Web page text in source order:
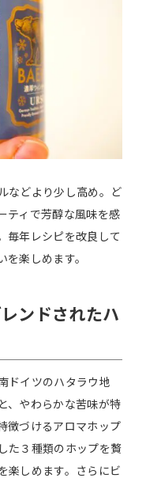
などより少し高め。ど
ティで芳醇な風味を感
毎年レシピを改良して
楽しめます。
ンドされたハ
ドイツのハタラウ地
、やわらかな苦味が特
徴づけるアロマホップ
た３種類のホップを贅
楽しめます。さらにビ